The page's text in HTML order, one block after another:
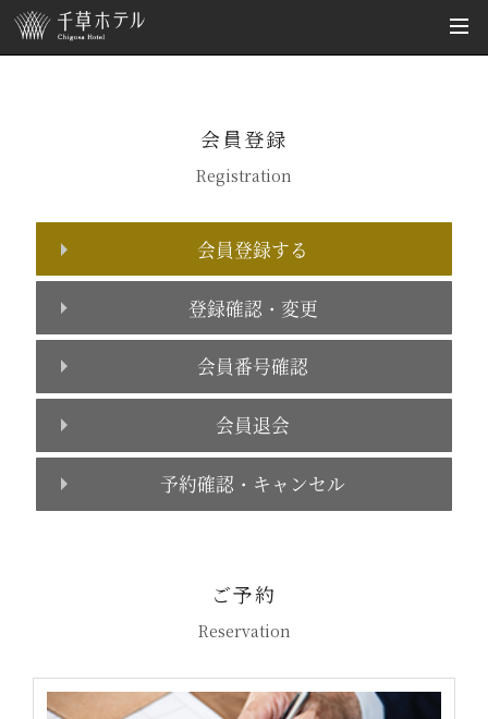
会員登録
Registration
会員登録する
登録確認・変更
会員番号確認
会員退会
予約確認・キャンセル
ご予約
Reservation